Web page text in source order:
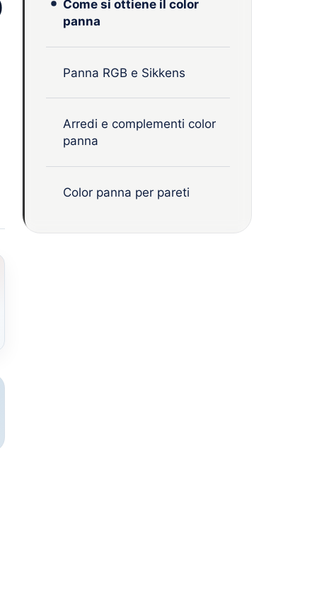
Come si ottiene il color
panna
Panna RGB e Sikkens
Arredi e complementi color
panna
Color panna per pareti